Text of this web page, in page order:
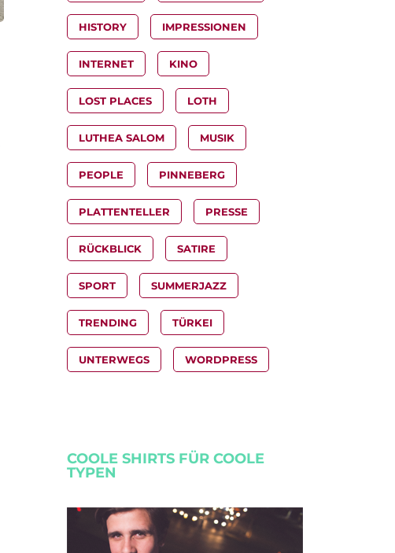
HISTORY IMPRESSIONEN
INTERNET KINO
LOST PLACES LOTH
LUTHEA SALOM MUSIK
PEOPLE PINNEBERG
PLATTENTELLER PRESSE
RÜCKBLICK SATIRE
SPORT SUMMERJAZZ
TRENDING TÜRKEI
UNTERWEGS WORDPRESS
COOLE SHIRTS FÜR COOLE
TYPEN